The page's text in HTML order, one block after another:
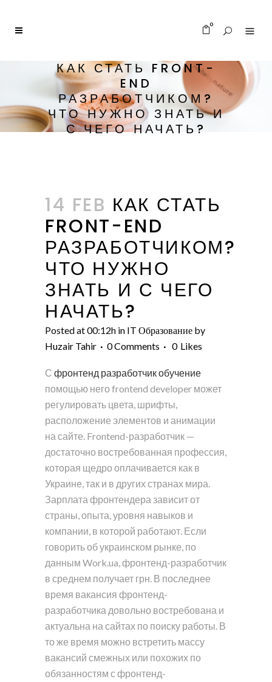
0
КАК СТАТЬ FRONT-
END
РАЗРАБОТЧИКОМ?
ЧТО НУЖНО ЗНАТЬ И
С ЧЕГО НАЧАТЬ?
14 FEB КАК СТАТЬ
FRONT-END
РАЗРАБОТЧИКОМ?
ЧТО НУЖНО
ЗНАТЬ И С ЧЕГО
НАЧАТЬ?
Posted at 00:12h in IT Образование by
Huzair Tahir
0 Comments 0 Likes
С фронтенд разработчик обучение
помощью него frontend developer может
регулировать цвета, шрифты,
расположение элементов и анимации
на сайте. Frontend-разработчик —
достаточно востребованная профессия,
которая щедро оплачивается как в
Украине, так и в других странах мира.
Зарплата фронтендера зависит от
страны, опыта, уровня навыков и
компании, в которой работают. Если
говорить об украинском рынке, по
данным Work.ua, фронтенд-разработчик
в среднем получает грн. В последнее
время вакансия фронтенд-
разработчика довольно востребована и
актуальна на сайтах по поиску работы. В
то же время можно встретить массу
вакансий смежных или похожих по
обязанностям с фронтенд-